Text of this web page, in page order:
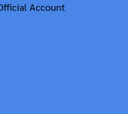
Account